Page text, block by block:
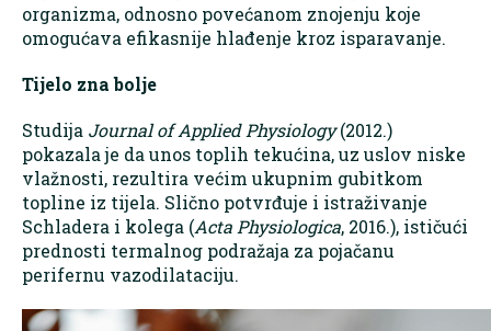
organizma, odnosno povećanom znojenju koje
omogućava efikasnije hlađenje kroz isparavanje.
Tijelo zna bolje
Studija Journal of Applied Physiology(2012.)
pokazala je da unos toplih tekućina, uz uslov niske
vlažnosti, rezultira većim ukupnim gubitkom
topline iz tijela. Slično potvrđuje i istraživanje
Schladera i kolega (Acta Physiologica, 2016.), ističući
prednosti termalnog podražaja za pojačanu
perifernu vazodilataciju.